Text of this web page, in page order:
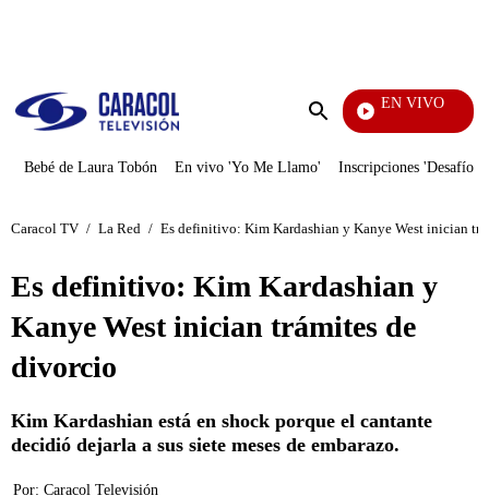
Enviar
EN VIVO
EFÉ
Bebé de Laura Tobón En vivo 'Yo Me Llamo' Inscripciones 'Desafío'
Caracol TV / La Red / Es definitivo: Kim Kardashian y Kanye West inician
Es definitivo: Kim Kardashian y
Kanye West inician trámites de
divorcio
Kim Kardashian está en shock porque el cantante
decidió dejarla a sus siete meses de embarazo.
Por: Caracol Televisión